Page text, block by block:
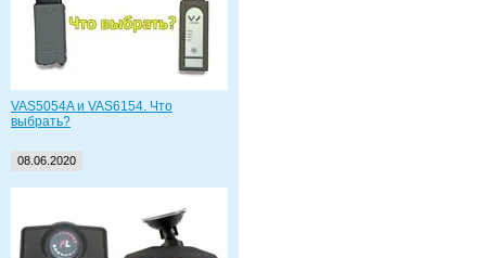
VAS5054A и VAS6154. Что
выбрать?
08.06.2020